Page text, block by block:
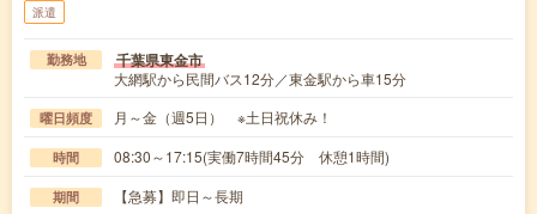
派遣
勤務地 千葉県東金市
大網駅から民間バス12分／東金駅から車15分
曜日頻度 月～金（週5日） ※土日祝休み！
時間 08:30～17:15(実働7時間45分 休憩1時間)
期間 【急募】即日～長期